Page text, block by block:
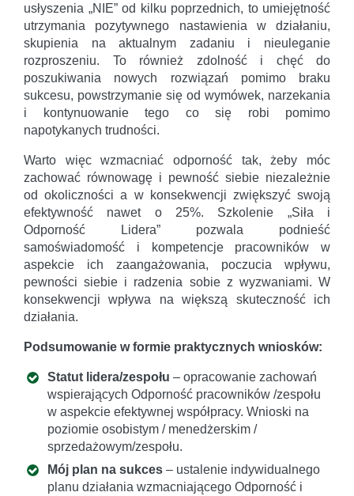
usłyszenia „NIE” od kilku poprzednich, to umiejętność
utrzymania pozytywnego nastawienia w działaniu,
skupienia na aktualnym zadaniu i nieuleganie
rozproszeniu. To również zdolność i chęć do
poszukiwania nowych rozwiązań pomimo braku
sukcesu, powstrzymanie się od wymówek, narzekania
i kontynuowanie tego co się robi pomimo
napotykanych trudności.
Warto więc wzmacniać odporność tak, żeby móc
zachować równowagę i pewność siebie niezależnie
od okoliczności a w konsekwencji zwiększyć swoją
efektywność nawet o 25%. Szkolenie „Siła i
Odporność Lidera” pozwala podnieść
samoświadomość i kompetencje pracowników w
aspekcie ich zaangażowania, poczucia wpływu,
pewności siebie i radzenia sobie z wyzwaniami. W
konsekwencji wpływa na większą skuteczność ich
działania.
Podsumowanie w formie praktycznych wniosków:
Statut lidera/zespołu – opracowanie zachowań
wspierających Odporność pracowników /zespołu
w aspekcie efektywnej współpracy. Wnioski na
poziomie osobistym / menedżerskim /
sprzedażowym/zespołu.
Mój plan na sukces – ustalenie indywidualnego
planu działania wzmacniającego Odporność i